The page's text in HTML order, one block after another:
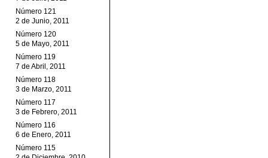
Número 121
2 de Junio, 2011
Número 120
5 de Mayo, 2011
Número 119
7 de Abril, 2011
Número 118
3 de Marzo, 2011
Número 117
3 de Febrero, 2011
Número 116
6 de Enero, 2011
Número 115